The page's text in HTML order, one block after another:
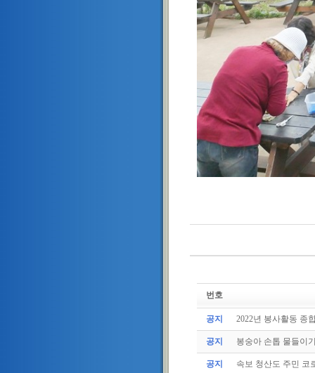
번호
공지 2022년 봉사활동 종
공지 봉숭아 손톱 물들이
공지 속보 청산도 주민 코